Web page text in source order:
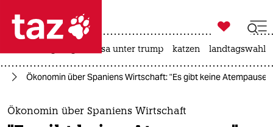
 taz zahl ich
taz zahl ich
themen

taz zahl ich
usa unter trump katzen landtagswahl
Ökonomin über Spaniens Wirtschaft: "Es gibt keine Atempause"
Ökonomin über Spaniens Wirtschaft